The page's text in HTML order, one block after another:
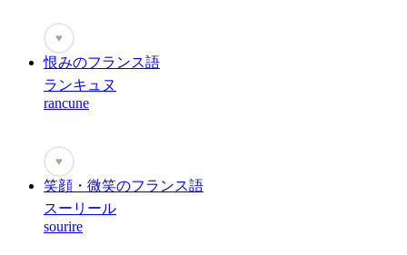
♥
恨みのフランス語
ランキュヌ
rancune
♥
笑顔・微笑のフランス語
スーリール
sourire